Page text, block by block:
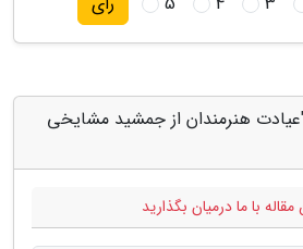
هنرمندان از جمشید مشایخی
با ما درمیان بگذارید